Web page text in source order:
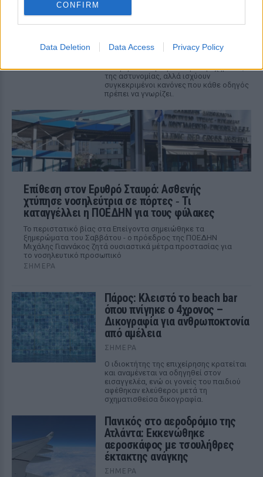
CONFIRM
Data Deletion Data Access Privacy Policy
περιπολικό; Τι λέει ο ΚΟΚ που
οι περισσότεροι αγνοούν
απαγορεύει την προσπέραση οχήματος
της αστυνομίας, αλλά ισχύουν
συγκεκριμένοι κανόνες που κάθε οδηγός
πρέπει να γνωρίζει.
Επίθεση στον Ερυθρό Σταυρό: Ασθενής
χτύπησε νοσηλεύτρια σε πόρτες ‑ Τι
καταγγέλλει η ΠΟΕΔΗΝ για τους φύλακες
Το περιστατικό βίας στα Επείγοντα σημειώθηκε τα
ξημερώματα του Σαββάτου - ο πρόεδρος της ΠΟΕΔΗΝ
Μιχάλης Γιαννάκος ζητά ουσιαστικά μέτρα προστασίας για
το νοσηλευτικό προσωπικό
ΣΉΜΕΡΑ
Πάρος: Κλειστό το beach bar
όπου πνίγηκε ο 4χρονος –
Δικογραφία για ανθρωποκτονία
από αμέλεια
ΣΉΜΕΡΑ
Ο ιδιοκτήτης της επιχείρησης κρατείται
και αναμένεται να οδηγηθεί στον
εισαγγελέα, ενώ οι γονείς του παιδιού
αφέθηκαν ελεύθεροι μετά τη
σχηματισθείσα δικογραφία.
Πανικός στο αεροδρόμιο της
Ατλάντα: Εκκενώθηκε
αεροσκάφος με τσουλήθρες
έκτακτης ανάγκης
ΣΉΜΕΡΑ